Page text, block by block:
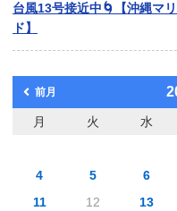
台風13号接近中🌀【沖縄マ
ド】
前月
月 火 水
4
5 6
11
12 13